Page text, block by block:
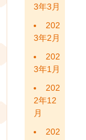
3年3月
202
3年2月
202
3年1月
202
2年12
月
202